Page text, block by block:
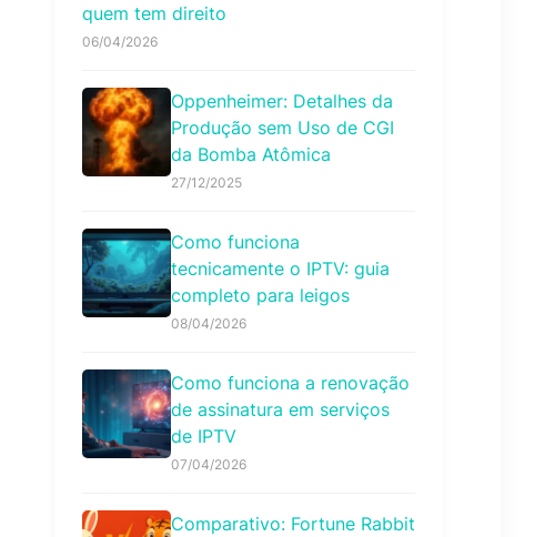
quem tem direito
06/04/2026
Oppenheimer: Detalhes da
Produção sem Uso de CGI
da Bomba Atômica
27/12/2025
Como funciona
tecnicamente o IPTV: guia
completo para leigos
08/04/2026
Como funciona a renovação
de assinatura em serviços
de IPTV
07/04/2026
Comparativo: Fortune Rabbit